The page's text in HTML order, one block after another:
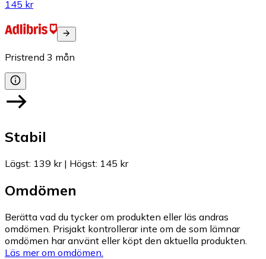
145 kr
Pristrend 3 mån
Stabil
Lägst: 139 kr| Högst: 145 kr
Omdömen
Berätta vad du tycker om produkten eller läs andras
omdömen. Prisjakt kontrollerar inte om de som lämnar
omdömen har använt eller köpt den aktuella produkten.
Läs mer om omdömen.